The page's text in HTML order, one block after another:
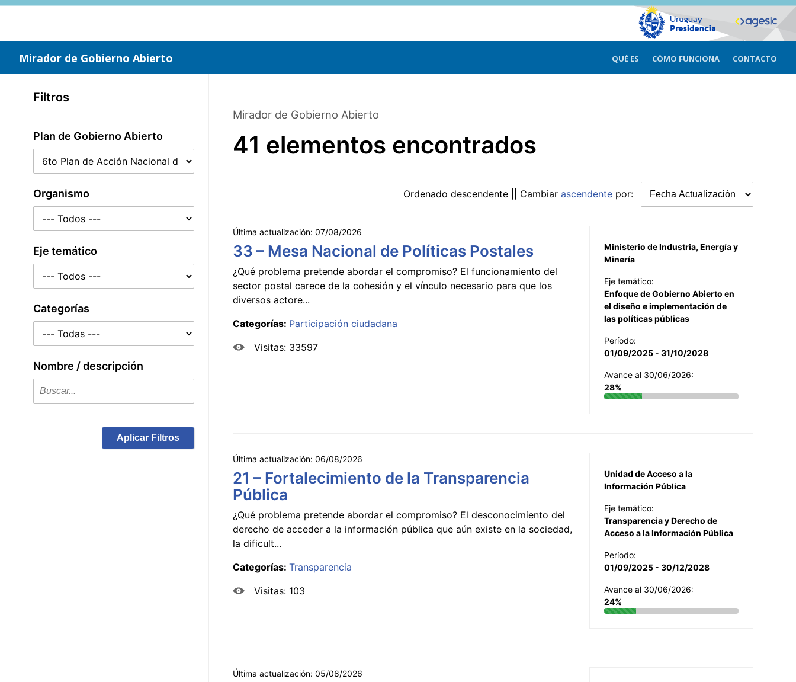
Saltar
Mirador de Gobierno Abierto QUÉ ES CÓMO FUNCIONA CONTACTO
Filtros
Plan de Gobierno Abierto
Organismo
Eje temático
Categorías
Nombre / descripción
Aplicar Filtros
Mirador de Gobierno Abierto
41 elementos encontrados
Ordenado descendente || Cambiar ascendente por:
Última actualización: 07/08/2026
33 – Mesa Nacional de Políticas Postales
¿Qué problema pretende abordar el compromiso? El funcionamiento del
sector postal carece de la cohesión y el vínculo necesario para que los
diversos actore...
Categorías: Participación ciudadana
Visitas: 33597
Ministerio de Industria, Energía y
Minería
Eje temático:
Enfoque de Gobierno Abierto en
el diseño e implementación de
las políticas públicas
Período:
01/09/2025 - 31/10/2028
Avance al 30/06/2026:
28%
Última actualización: 06/08/2026
21 – Fortalecimiento de la Transparencia
Pública
¿Qué problema pretende abordar el compromiso? El desconocimiento del
derecho de acceder a la información pública que aún existe en la sociedad,
la dificult...
Categorías: Transparencia
Visitas: 103
Unidad de Acceso a la
Información Pública
Eje temático:
Transparencia y Derecho de
Acceso a la Información Pública
Período:
01/09/2025 - 30/12/2028
Avance al 30/06/2026:
24%
Última actualización: 05/08/2026